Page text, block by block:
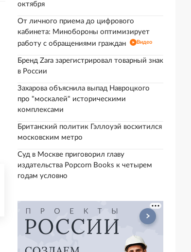
октября
От личного приема до цифрового
кабинета: Минобороны оптимизирует
работу с обращениями граждан
Видео
Бренд Zara зарегистрировал товарный знак
в России
Захарова объяснила выпад Навроцкого
про "москалей" историческими
комплексами
Британский политик Гэллоуэй восхитился
московским метро
Суд в Москве приговорил главу
издательства Popcorn Books к четырем
годам условно